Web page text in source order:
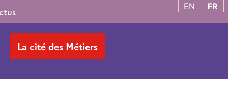
EN FR
La cité des Métiers